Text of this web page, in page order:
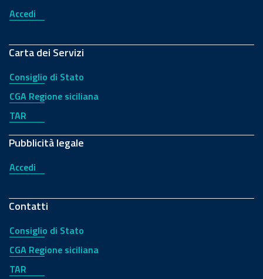
Accedi
Carta dei Servizi
Consiglio di Stato
CGA Regione siciliana
TAR
Pubblicità legale
Accedi
Contatti
Consiglio di Stato
CGA Regione siciliana
TAR